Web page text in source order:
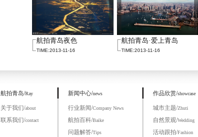
航拍青岛夜色
TIME:2013-11-16
航拍青岛·爱上青岛
TIME:2013-11-16
航拍青岛/Ray
关于我们/about
联系我们/contact
新闻中心/news
行业新闻/Company News
航拍百科/Baike
问题解答/Tips
作品欣赏/showcase
城市主题/Zhuti
自然景观/Wedding
活动跟拍/Fashion